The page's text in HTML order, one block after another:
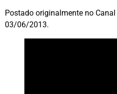
Postado originalmente no Canal
03/06/2013.